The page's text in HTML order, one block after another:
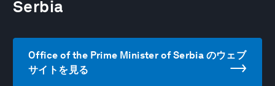
Serbia
Office of the Prime Minister of Serbia のウェブ
サイトを見る